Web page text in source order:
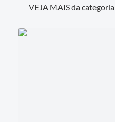
VEJA MAIS da categoria